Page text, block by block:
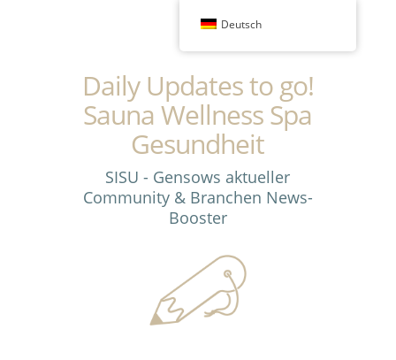
Daily Updates to go!
Sauna Wellness Spa
Gesundheit
SISU - Gensows aktueller
Community & Branchen News-
Booster
Deutsch